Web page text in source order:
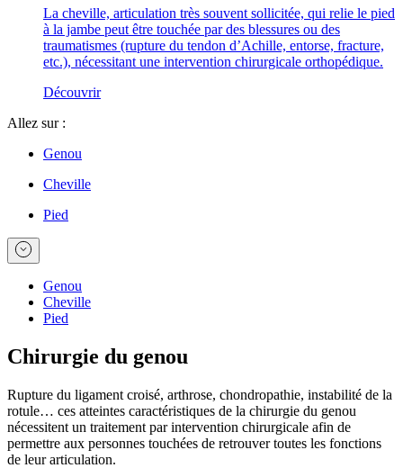
La cheville, articulation très souvent sollicitée, qui relie le pied
à la jambe peut être touchée par des blessures ou des
traumatismes (rupture du tendon d’Achille, entorse, fracture,
etc.), nécessitant une intervention chirurgicale orthopédique.
Découvrir
Allez sur :
Genou
Cheville
Pied
Genou
Cheville
Pied
Chirurgie du genou
Rupture du ligament croisé, arthrose, chondropathie, instabilité de la
rotule… ces atteintes caractéristiques de la chirurgie du genou
nécessitent un traitement par intervention chirurgicale afin de
permettre aux personnes touchées de retrouver toutes les fonctions
de leur articulation.